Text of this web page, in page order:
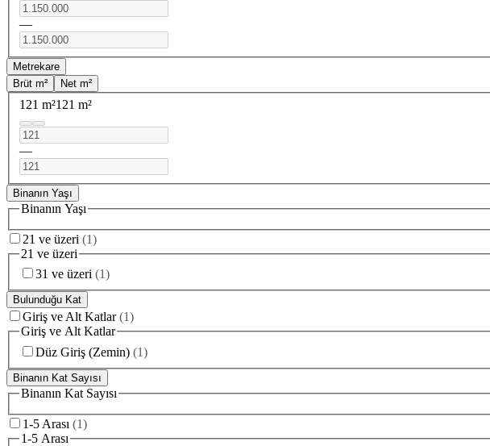
—
Metrekare
Brüt m²
Net m²
121 m²121 m²
—
Binanın Yaşı
Binanın Yaşı
21 ve üzeri (1)
21 ve üzeri
31 ve üzeri (1)
Bulunduğu Kat
Giriş ve Alt Katlar (1)
Giriş ve Alt Katlar
Düz Giriş (Zemin) (1)
Binanın Kat Sayısı
Binanın Kat Sayısı
1-5 Arası (1)
1-5 Arası